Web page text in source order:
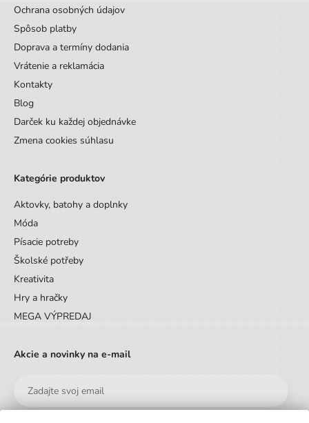
Ochrana osobných údajov
Spôsob platby
Doprava a termíny dodania
Vrátenie a reklamácia
Kontakty
Blog
Darček ku každej objednávke
Zmena cookies súhlasu
Kategórie produktov
Aktovky, batohy a doplnky
Móda
Písacie potreby
Školské potřeby
Kreativita
Hry a hračky
MEGA VÝPREDAJ
Akcie a novinky na e-mail